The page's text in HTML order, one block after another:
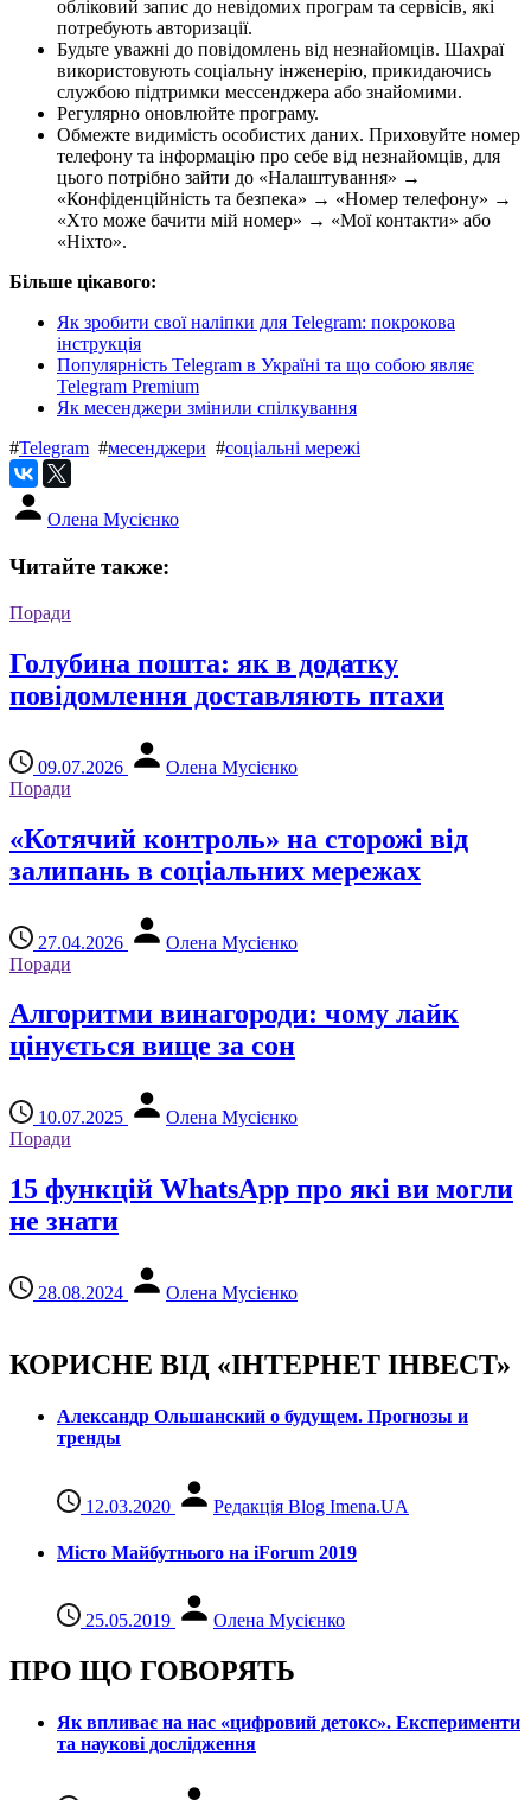
обліковий запис до невідомих програм та сервісів, які
потребують авторизації.
Будьте уважні до повідомлень від незнайомців. Шахраї
використовують соціальну інженерію, прикидаючись
службою підтримки мессенджера або знайомими.
Регулярно оновлюйте програму.
Обмежте видимість особистих даних. Приховуйте номер
телефону та інформацію про себе від незнайомців, для
цього потрібно зайти до «Налаштування» →
«Конфіденційність та безпека» → «Номер телефону» →
«Хто може бачити мій номер» → «Мої контакти» або
«Ніхто».
Більше цікавого:
Як зробити свої наліпки для Telegram: покрокова
інструкція
Популярність Telegram в Україні та що собою являє
Telegram Premium
Як месенджери змінили спілкування
#Telegram #месенджери #соціальні мережі
Олена Мусієнко
Читайте также:
Поради
Голубина пошта: як в додатку
повідомлення доставляють птахи
09.07.2026
Олена Мусієнко
Поради
«Котячий контроль» на сторожі від
залипань в соціальних мережах
27.04.2026
Олена Мусієнко
Поради
Алгоритми винагороди: чому лайк
цінується вище за сон
10.07.2025
Олена Мусієнко
Поради
15 функцій WhatsApp про які ви могли
не знати
28.08.2024 Олена Мусієнко
КОРИСНЕ ВІД «ІНТЕРНЕТ ІНВЕСТ»
Александр Ольшанский о будущем. Прогнозы и
тренды
12.03.2020 Редакція Blog Imena.UA
Місто Майбутнього на iForum 2019
25.05.2019 Олена Мусієнко
ПРО ЩО ГОВОРЯТЬ
Як впливає на нас «цифровий детокс». Експерименти
та наукові дослідження